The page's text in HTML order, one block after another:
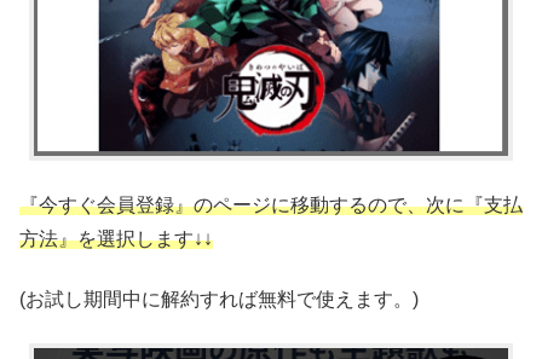
『今すぐ会員登録』のページに移動するので、次に『支払
方法』を選択します↓↓
(お試し期間中に解約すれば無料で使えます。)